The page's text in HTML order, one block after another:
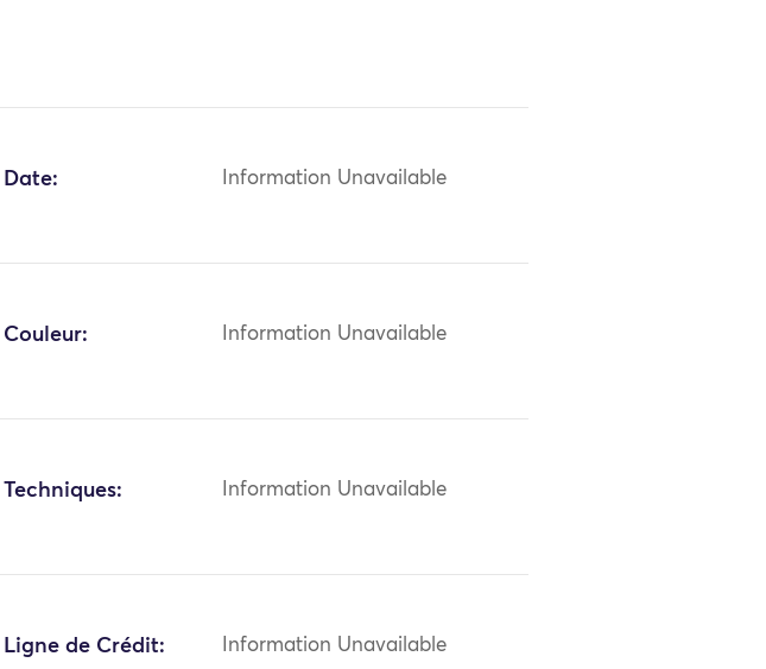
Date: Information Unavailable
Couleur: Information Unavailable
Techniques: Information Unavailable
Ligne de Crédit: Information Unavailable